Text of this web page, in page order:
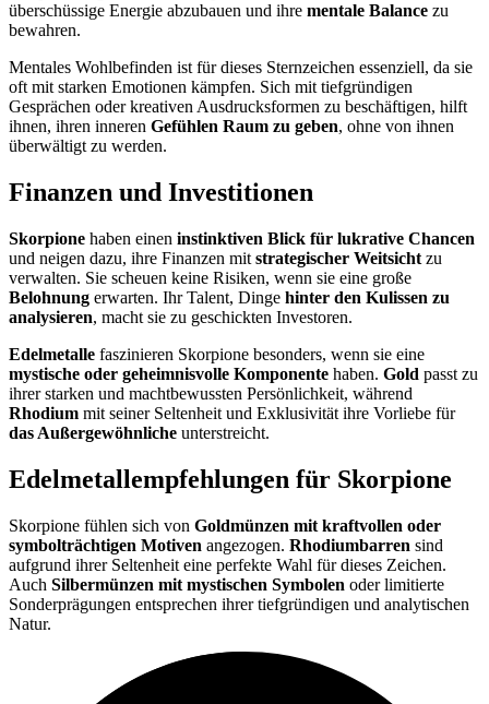
überschüssige Energie abzubauen und ihre mentale Balance zu
bewahren.
Mentales Wohlbefinden ist für dieses Sternzeichen essenziell, da sie
oft mit starken Emotionen kämpfen. Sich mit tiefgründigen
Gesprächen oder kreativen Ausdrucksformen zu beschäftigen, hilft
ihnen, ihren inneren Gefühlen Raum zu geben, ohne von ihnen
überwältigt zu werden.
Finanzen und Investitionen
Skorpione haben einen instinktiven Blick für lukrative Chancen
und neigen dazu, ihre Finanzen mit strategischer Weitsicht zu
verwalten. Sie scheuen keine Risiken, wenn sie eine große
Belohnung erwarten. Ihr Talent, Dinge hinter den Kulissen zu
analysieren, macht sie zu geschickten Investoren.
Edelmetalle faszinieren Skorpione besonders, wenn sie eine
mystische oder geheimnisvolle Komponente haben. Gold passt zu
ihrer starken und machtbewussten Persönlichkeit, während
Rhodium mit seiner Seltenheit und Exklusivität ihre Vorliebe für
das Außergewöhnliche unterstreicht.
Edelmetallempfehlungen für Skorpione
Skorpione fühlen sich von Goldmünzen mit kraftvollen oder
symbolträchtigen Motiven angezogen. Rhodiumbarren sind
aufgrund ihrer Seltenheit eine perfekte Wahl für dieses Zeichen.
Auch Silbermünzen mit mystischen Symbolen oder limitierte
Sonderprägungen entsprechen ihrer tiefgründigen und analytischen
Natur.